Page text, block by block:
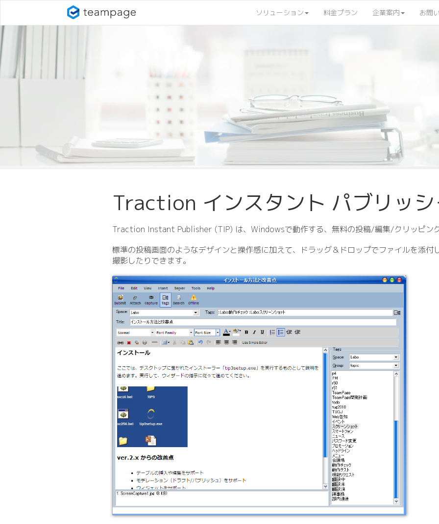
ソリューション 料金プラン 企業案内 お問
Traction インスタント パブリッ
Traction Instant Publisher (TIP) は、Windowsで動作する、無料の投稿/編集/クリッピン
標準の投稿画面のようなデザインと操作感に加えて、ドラッグ＆ドロップでファイルを添付
撮影したりできます。